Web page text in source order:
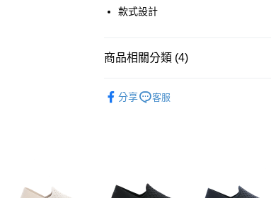
悠遊付
ATM付款
每筆NT$80，滿NT$990(含以上)免運費
款式設計
商品相關分類 (4)
分享 客服